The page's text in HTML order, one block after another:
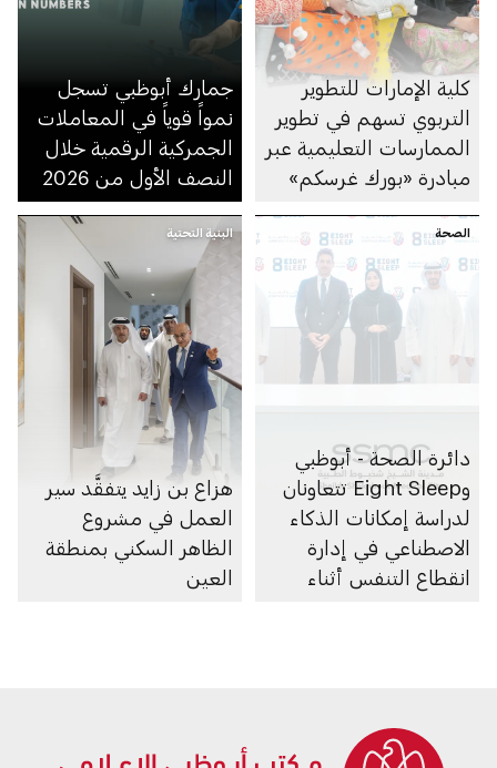
كلية الإمارات للتطوير
التربوي تسهم في تطوير
الممارسات التعليمية عبر
مبادرة «بورك غرسكم»
جمارك أبوظبي تسجل
نمواً قوياً في المعاملات
الجمركية الرقمية خلال
النصف الأول من 2026
الصحة
دائرة الصحة - أبوظبي
وEight Sleep تتعاونان
لدراسة إمكانات الذكاء
الاصطناعي في إدارة
انقطاع التنفس أثناء
البنية التحتية
هزاع بن زايد يتفقَّد سير
العمل في مشروع
الظاهر السكني بمنطقة
العين